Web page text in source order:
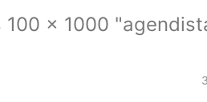
x 1000